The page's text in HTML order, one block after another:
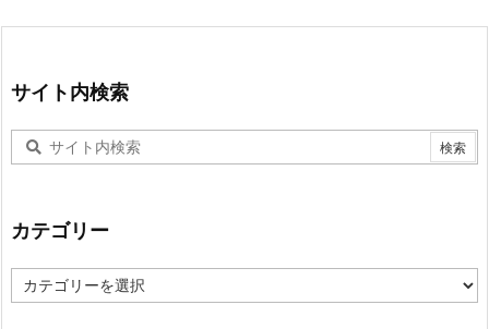
サイト内検索
カテゴリー
テ